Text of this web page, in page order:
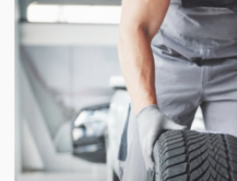
Оригинальные
качества - это мы обещаем.